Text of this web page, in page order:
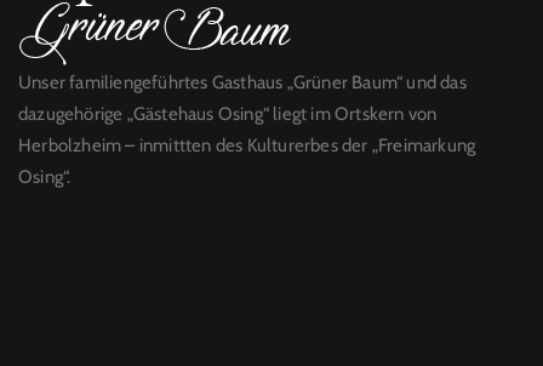
Unser familiengeführtes Gasthaus „Grüner Baum“ und das
dazugehörige „Gästehaus Osing“ liegt im Ortskern von
Herbolzheim – inmittten des Kulturerbes der „Freimarkung
Osing“.